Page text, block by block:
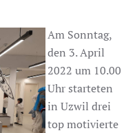
Am Sonntag,
den 3. April
2022 um 10.00
Uhr starteten
in Uzwil drei
top motivierte